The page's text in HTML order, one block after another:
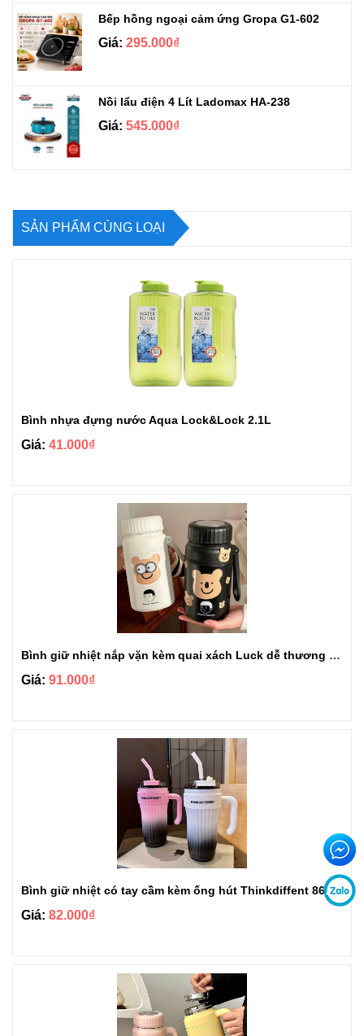
Bếp hồng ngoại cảm ứng Gropa G1-602
Giá: 295.000₫
Nồi lẩu điện 4 Lít Ladomax HA-238
Giá: 545.000₫
SẢN PHẨM CÙNG LOẠI
Bình nhựa đựng nước Aqua Lock&Lock 2.1L
Giá: 41.000₫
Bình giữ nhiệt nắp vặn kèm quai xách Luck dễ thương 1000ml BGN103
Giá: 91.000₫
Bình giữ nhiệt có tay cầm kèm ống hút Thinkdiffent 860ml BGN801
Giá: 82.000₫